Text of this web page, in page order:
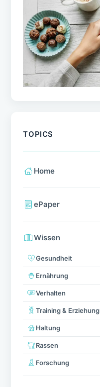
TOPICS
Home
ePaper
Wissen
Gesundheit
Ernährung
Verhalten
Training & Erziehung
Haltung
Rassen
Forschung